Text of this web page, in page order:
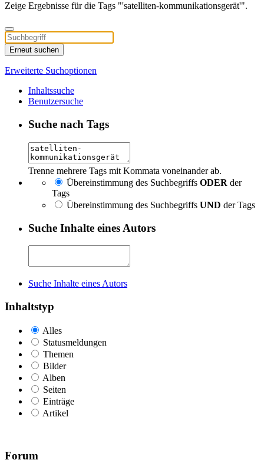
Zeige Ergebnisse für die Tags "'satelliten-kommunikationsgerät'".
Erneut suchen
Erweiterte Suchoptionen
Inhaltssuche
Benutzersuche
Suche nach Tags
Trenne mehrere Tags mit Kommata voneinander ab.
Übereinstimmung des Suchbegriffs ODER der
Tags
Übereinstimmung des Suchbegriffs UND der Tags
Suche Inhalte eines Autors
Suche Inhalte eines Autors
Inhaltstyp
Alles
Statusmeldungen
Themen
Bilder
Alben
Seiten
Einträge
Artikel
Forum